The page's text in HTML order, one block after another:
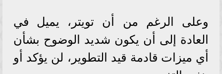
وعلى الرغم من أن تويتر، يميل في
العادة إلى أن يكون شديد الوضوح بشأن
أي ميزات قادمة قيد التطوير، لن يؤكد أو